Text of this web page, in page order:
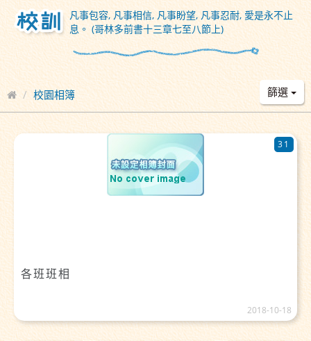
凡事包容, 凡事相信, 凡事盼望, 凡事忍耐, 愛是永不止
息。 (哥林多前書十三章七至八節上)
校園相簿 篩選
各班班相
31
2018-10-18